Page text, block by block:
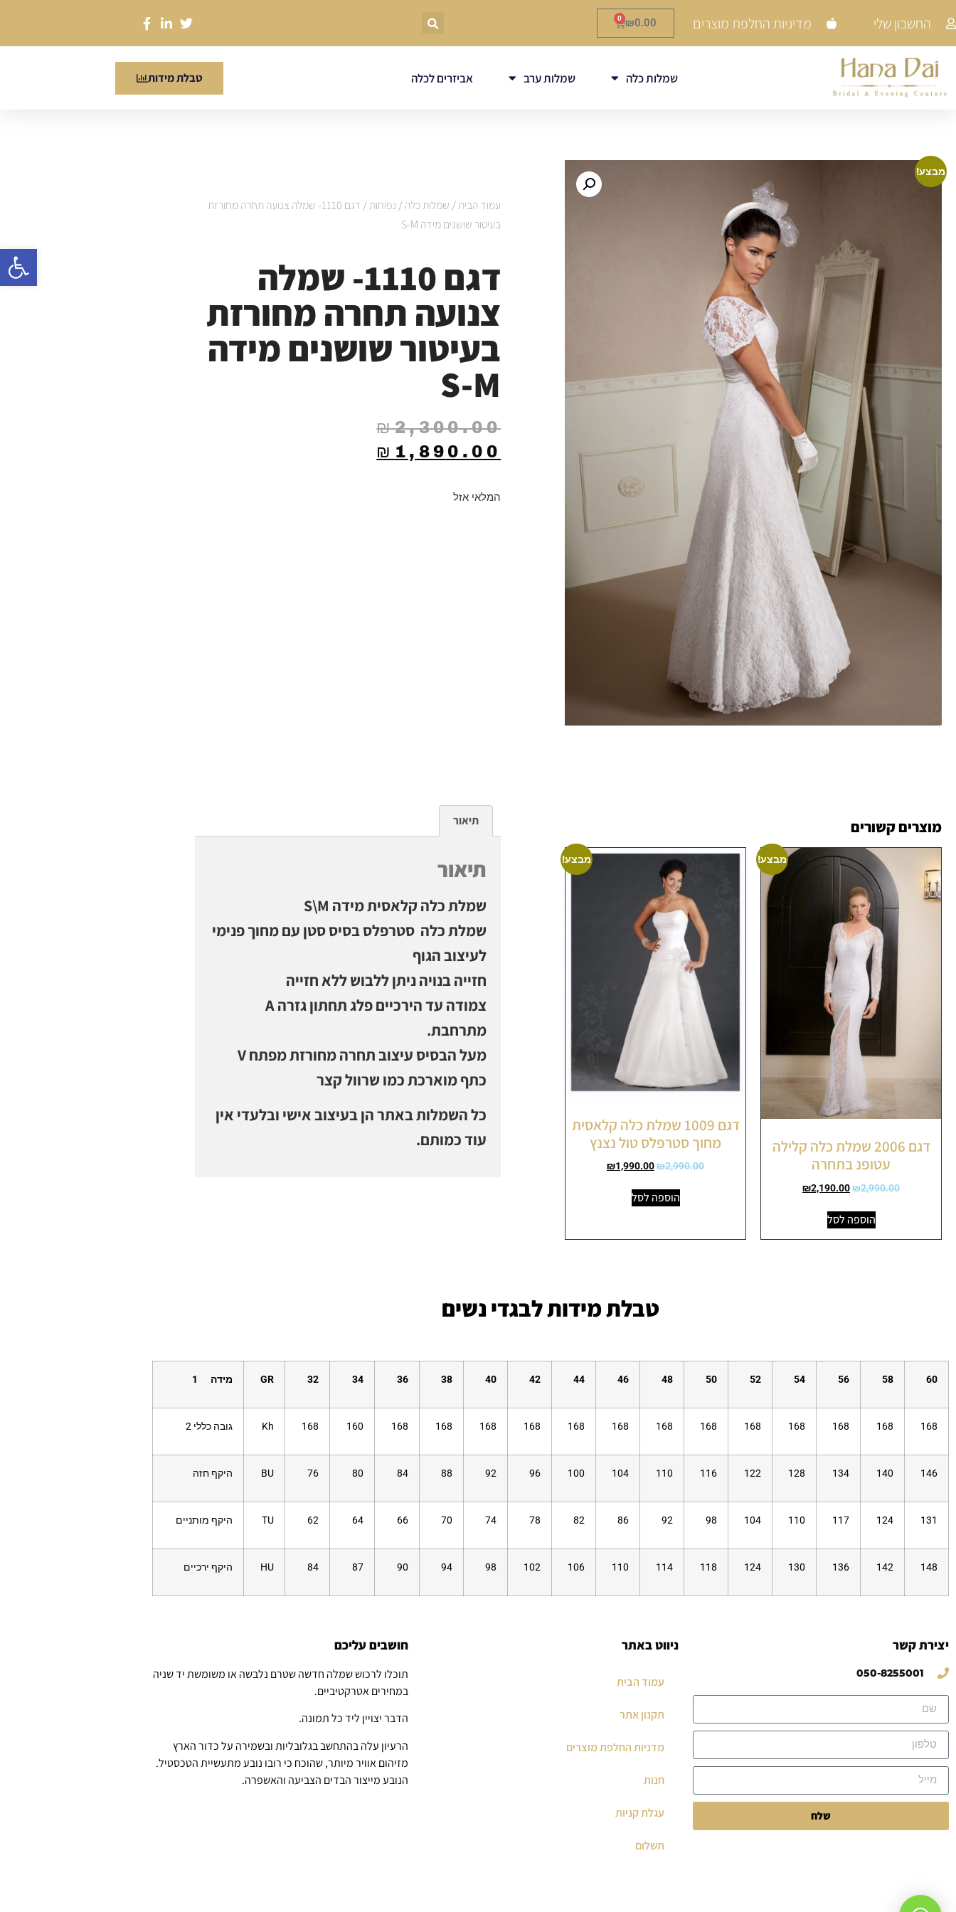
פתח
החשבון שלי מדיניות החלפת מוצרים ₪0.00
0
שמלות כלה שמלות ערב אביזרים לכלה טבלת מידות
מבצע!
עמוד הבית/ שמלות כלה/ נפוחות
/ דגם 1110- שמלה צנועה תחרה מחורזת
בעיטור שושנים מידה S-M
דגם 1110- שמלה
צנועה תחרה מחורזת
בעיטור שושנים מידה
S-M
₪2,300.00
₪ 1,890.00
המלאי אזל
מוצרים קשורים
מבצע!
דגם 2006 שמלת כלה קלילה
עטופנ בתחרה
₪2,990.00
₪2,190.00
הוספה לסל
מבצע!
דגם 1009 שמלת כלה קלאסית
מחוך סטרפלס טול נצנץ
₪2,990.00
₪1,990.00
הוספה לסל
תיאור
תיאור
שמלת כלה קלאסית מידה S\M
שמלת כלה סטרפלס בסיס סטן עם מחוך פנימי
לעיצוב הגוף
חזייה בנויה ניתן ללבוש ללא חזייה
צמודה עד הירכיים פלג תחתון גזרה A
מתרחבת.
מעל הבסיס עיצוב תחרה מחורזת מפתח V
כתף מוארכת כמו שרוול קצר
כל השמלות באתר הן בעיצוב אישי ובלעדי אין
עוד כמותם.
טבלת מידות לבגדי נשים
60
58
56
54
52
50
48
46
44
42
40
38
36
34
32
GR מידה 1
168
168
168
168
168
168
168
168
168
168
168
168
168
160
168
Kh גובה כללי 2
146
140
134
128
122
116
110
104
100
96
92
88
84
80
76
BU היקף חזה
131
124
117
110
104
98
92
86
82
78
74
70
66
64
62
TU היקף מותניים
148
142
136
130
124
118
114
110
106
102
98
94
90
87
84
HU היקף ירכיים
יצירת קשר
050-8255001
שלח
ניווט באתר
עמוד הבית
תקנון אתר
מדניות החלפת מוצרים
חנות
עגלת קניות
תשלום
חושבים עליכם
תוכלו לרכוש שמלה חדשה שטרם נלבשה או משומשת יד שניה
במחירים אטרקטיביים.
הדבר יצויין ליד כל תמונה.
הרעיון עלה בהתחשב בגלובליות ובשמירה על כדור הארץ
מזיהום אוויר מיותר, שהוכח כי רובו נובע מתעשיית הטכסטיל.
הנובע מייצור הבדים הצביעה והאשפרה.